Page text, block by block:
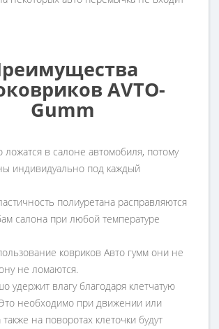
AVTO-
Gumm
ложатся в салоне автомобиля, потому
индивидуально под каждый
полиуретана расправляются
салона при любой температуре
ковриков Авто гумм они не
не ломаются.
удержит влагу благодаря клетчатую
необходимо при движении или
на поворотах клеточки будут